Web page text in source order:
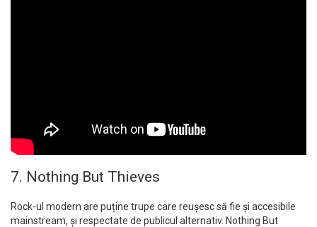
7. Nothing But Thieves
Rock-ul modern are puține trupe care reușesc să fie și accesibile
mainstream, și respectate de publicul alternativ. Nothing But